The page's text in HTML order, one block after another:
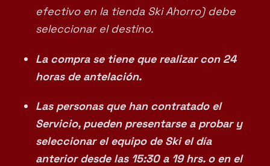
efectivo en la tienda Ski Ahorro) debe
seleccionar el destino.
La compra se tiene que realizar con 24
horas de antelación.
Las personas que han contratado el
Servicio, pueden presentarse a probar y
seleccionar el equipo de Ski el día
anterior desde las 15:30 a 19 hrs. o en el